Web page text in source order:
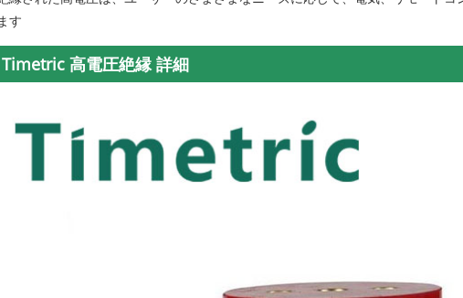
す
Timetric 高電圧絶縁 詳細